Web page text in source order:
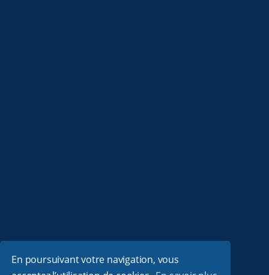
En poursuivant votre navigation, vous